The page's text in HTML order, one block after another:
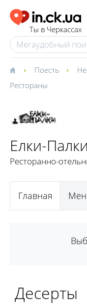
Ты в Черкассах
Поесть
Рестораны
Елки-Палки
Ресторанно-
Главная
Десерты